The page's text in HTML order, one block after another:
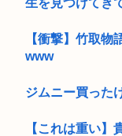
【衝撃】竹取物
www
ジムニー買った
【これは重い